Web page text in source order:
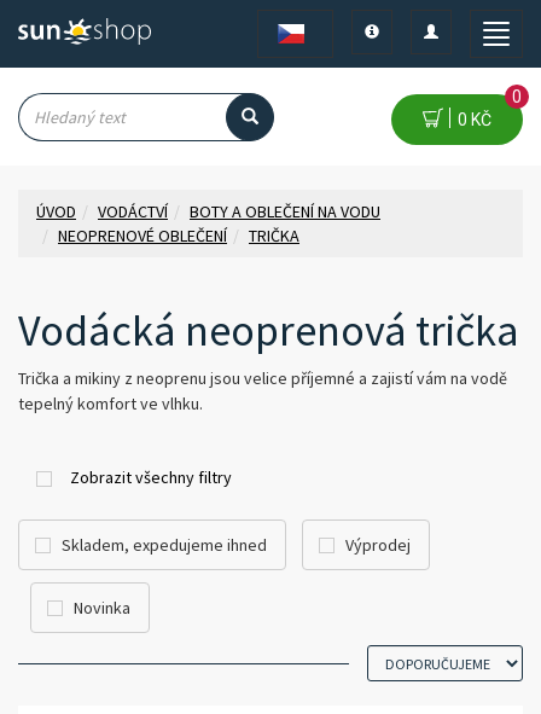
Toggle
Toggle
navigation
Toggle
0 KČ
0
ÚVOD VODÁCTVÍ
BOTY A OBLEČENÍ NA VODU
NEOPRENOVÉ OBLEČENÍ
TRIČKA
Vodácká neoprenová trička
Trička a mikiny z neoprenu jsou velice příjemné a zajistí vám na vodě
tepelný komfort ve vlhku.
Zobrazit všechny filtry
Skladem, expedujeme ihned Výprodej
Novinka